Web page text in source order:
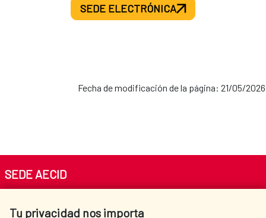
SEDE ELECTRÓNICA
Fecha de modificación de la página: 21/05/2026
Tu privacidad nos importa
SEDE AECID
Tel. +34 900 20 30 54​​​​​​​